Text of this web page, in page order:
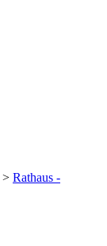
> Rathaus -